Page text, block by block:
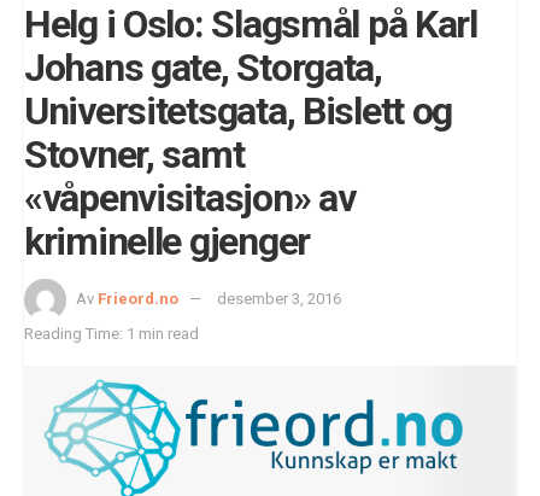
Helg i Oslo: Slagsmål på Karl
Johans gate, Storgata,
Universitetsgata, Bislett og
Stovner, samt
«våpenvisitasjon» av
kriminelle gjenger
Av Frieord.no
desember 3, 2016
Reading Time: 1 min read